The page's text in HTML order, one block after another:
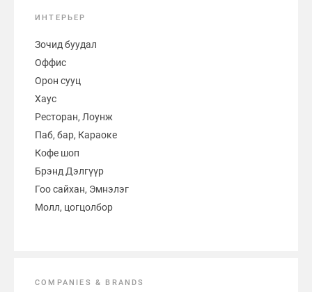
ИНТЕРЬЕР
Зочид буудал
Оффис
Орон сууц
Хаус
Ресторан, Лоунж
Паб, бар, Караоке
Кофе шоп
Брэнд Дэлгүүр
Гоо сайхан, Эмнэлэг
Молл, цогцолбор
COMPANIES & BRANDS